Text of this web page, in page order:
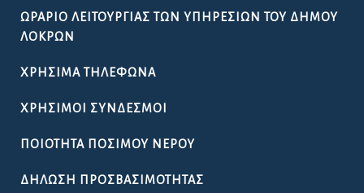
ΩΡΆΡΙΟ ΛΕΙΤΟΥΡΓΊΑΣ ΤΩΝ ΥΠΗΡΕΣΙΏΝ ΤΟΥ ΔΉΜΟΥ
ΛΟΚΡΏΝ
ΧΡΉΣΙΜΑ ΤΗΛΈΦΩΝΑ
ΧΡΉΣΙΜΟΙ ΣΎΝΔΕΣΜΟΙ
ΠΟΙΌΤΗΤΑ ΠΌΣΙΜΟΥ ΝΕΡΟΎ
ΔΉΛΩΣΗ ΠΡΟΣΒΑΣΙΜΌΤΗΤΑΣ